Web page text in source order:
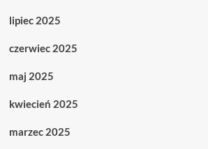
lipiec 2025
czerwiec 2025
maj 2025
kwiecień 2025
marzec 2025